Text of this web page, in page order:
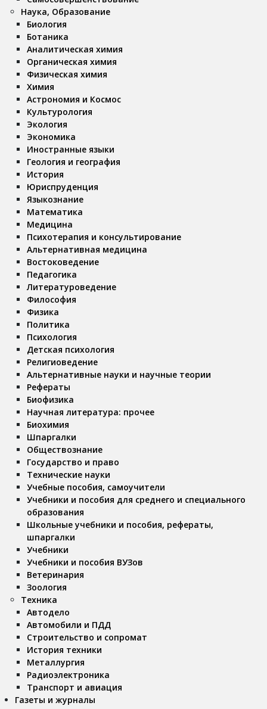
Наука, Образование
Биология
Ботаника
Аналитическая химия
Органическая химия
Физическая химия
Химия
Астрономия и Космос
Культурология
Экология
Экономика
Иностранные языки
Геология и география
История
Юриспруденция
Языкознание
Математика
Медицина
Психотерапия и консультирование
Альтернативная медицина
Востоковедение
Педагогика
Литературоведение
Философия
Физика
Политика
Психология
Детская психология
Религиоведение
Альтернативные науки и научные теории
Рефераты
Биофизика
Научная литература: прочее
Биохимия
Шпаргалки
Обществознание
Государство и право
Технические науки
Учебные пособия, самоучители
Учебники и пособия для среднего и специального
образования
Школьные учебники и пособия, рефераты,
шпаргалки
Учебники
Учебники и пособия ВУЗов
Ветеринария
Зоология
Техника
Автодело
Автомобили и ПДД
Строительство и сопромат
История техники
Металлургия
Радиоэлектроника
Транспорт и авиация
Газеты и журналы